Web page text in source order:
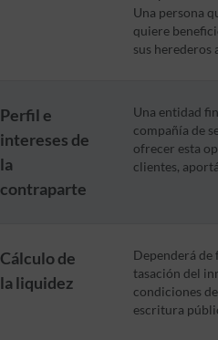
Una persona
quiere
sus herederos
Perfil e
intereses de
la
contraparte
Una entidad
compañía de
ofrecer esta
clientes,
Cálculo de
la liquidez
Dependerá de
tasación del
condiciones
escritura